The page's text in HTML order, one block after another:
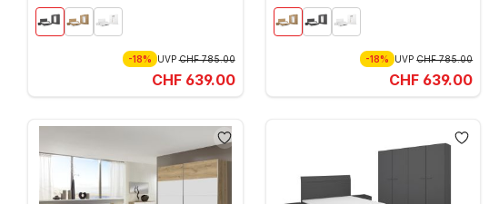
-18% UVPCHF 785.00
CHF 639.00
-18% UVPCHF 785.00
CHF 639.00